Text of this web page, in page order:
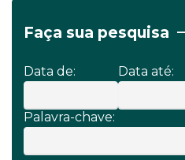
Faça sua pesquisa
Data de: Data até:
Palavra-chave: